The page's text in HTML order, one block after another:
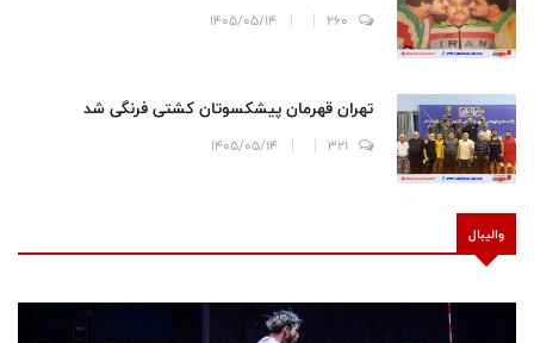
260
1405/05/14
تهران قهرمان پیشکسوتان کشتی فرنگی شد
321
1405/05/14
والیبال